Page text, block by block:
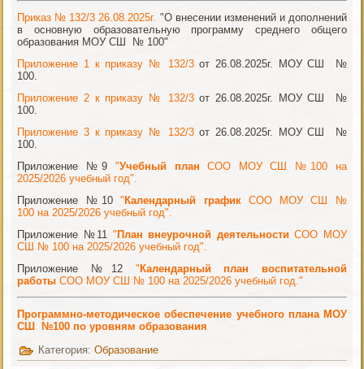
Приказ № 132/3 26.08.2025г. "О внесении изменений и дополнений
в основную образовательную программу среднего общего
образования МОУ СШ № 100"
Приложение 1 к приказу № 132/3от 26.08.2025г. МОУ СШ №
100.
Приложение 2 к приказу № 132/3от 26.08.2025г. МОУ СШ №
100.
Приложение 3 к приказу № 132/3от 26.08.2025г. МОУ СШ №
100.
Приложение №9 "Учебный план СОО МОУ СШ №100 на
2025/2026 учебный год".
Приложение №10" Календарный графикСОО МОУ СШ №
100 на 2025/2026 учебный год".
Приложение №11 " План внеурочной деятельности СОО МОУ
СШ № 100 на 2025/2026 учебный год".
Приложение №12 " Календарный план воспитательной
работы СОО МОУ СШ № 100 на 2025/2026 учебный год."
Программно-методическое обеспечение учебного плана МОУ
СШ №100 по уровням образования
Категория:Образование